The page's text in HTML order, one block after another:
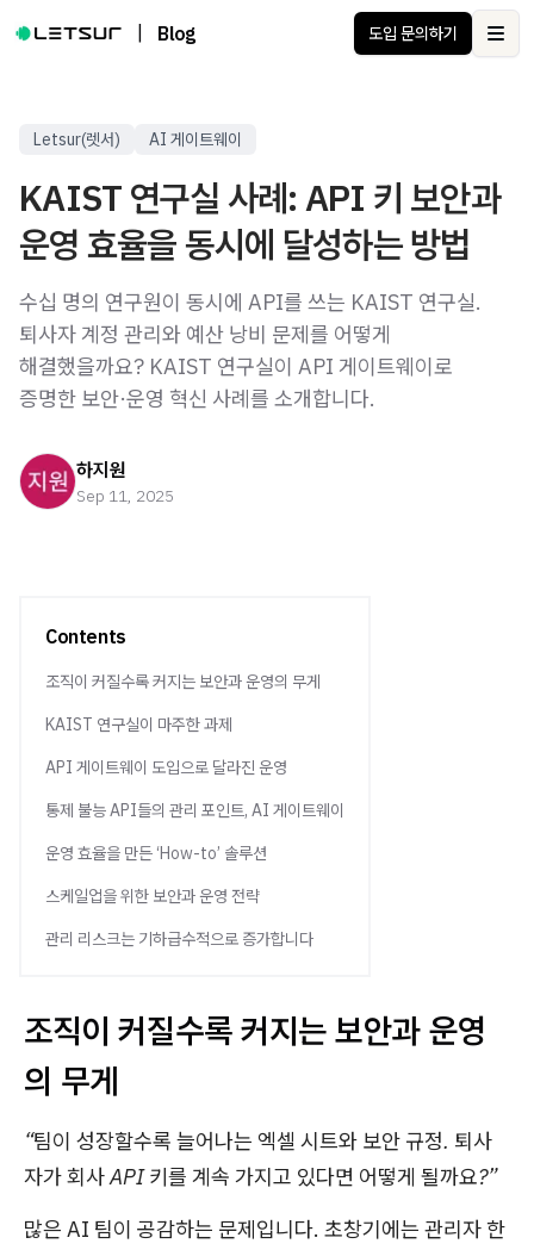
Blog 도입 문의하기
Letsur(렛서) AI 게이트웨이
KAIST 연구실 사례: API 키 보안과
운영 효율을 동시에 달성하는 방법
수십 명의 연구원이 동시에 API를 쓰는 KAIST 연구실.
퇴사자 계정 관리와 예산 낭비 문제를 어떻게
해결했을까요? KAIST 연구실이 API 게이트웨이로
증명한 보안·운영 혁신 사례를 소개합니다.
하지원
Sep 11, 2025
Contents
조직이 커질수록 커지는 보안과 운영의 무게
KAIST 연구실이 마주한 과제
API 게이트웨이 도입으로 달라진 운영
통제 불능 API들의 관리 포인트, AI 게이트웨이
운영 효율을 만든 ‘How-to’ 솔루션
스케일업을 위한 보안과 운영 전략
관리 리스크는 기하급수적으로 증가합니다
조직이 커질수록 커지는 보안과 운영
의 무게
“팀이 성장할수록 늘어나는 엑셀 시트와 보안 규정. 퇴사
자가 회사 API 키를 계속 가지고 있다면 어떻게 될까요?”
많은 AI 팀이 공감하는 문제입니다. 초창기에는 관리자 한